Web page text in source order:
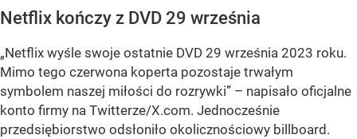
Netflix kończy z DVD 29 września
„Netflix wyśle swoje ostatnie DVD 29 września 2023 roku.
Mimo tego czerwona koperta pozostaje trwałym
symbolem naszej miłości do rozrywki” – napisało oficjalne
konto firmy na Twitterze/X.com. Jednocześnie
przedsiębiorstwo odsłoniło okolicznościowy billboard.